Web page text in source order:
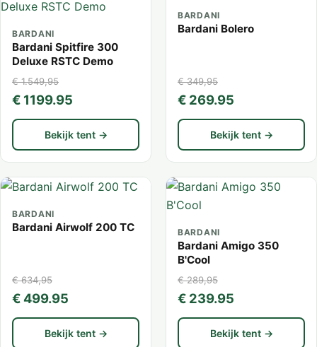
BARDANI
Bardani Spitfire 300
Deluxe RSTC Demo
€ 1.549,95
€ 1199.95
Bekijk tent →
BARDANI
Bardani Bolero
€ 349,95
€ 269.95
Bekijk tent →
BARDANI
Bardani Airwolf 200 TC
€ 634,95
€ 499.95
Bekijk tent →
BARDANI
Bardani Amigo 350
B'Cool
€ 289,95
€ 239.95
Bekijk tent →